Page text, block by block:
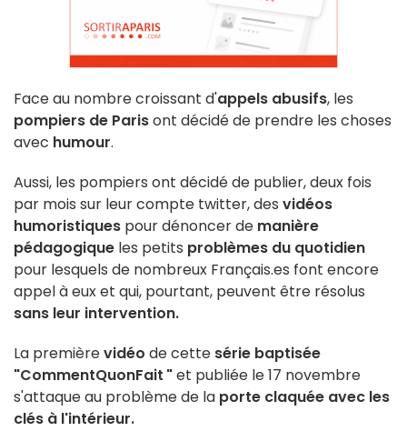
Face au nombre croissant d'appels abusifs, les
pompiers de Parisont décidé de prendre les choses
avec humour.
Aussi, les pompiers ont décidé de publier, deux fois
par mois sur leur compte twitter, des vidéos
humoristiques pour dénoncer de manière
pédagogique les petits problèmes du quotidien
pour lesquels de nombreux Français.es font encore
appel à eux et qui, pourtant, peuvent être résolus
sans leur intervention.
La premièrevidéo de cette série baptisée
"CommentQuonFait "et publiée le 17 novembre
s'attaque au problème de la porte claquée avec les
clés à l'intérieur.